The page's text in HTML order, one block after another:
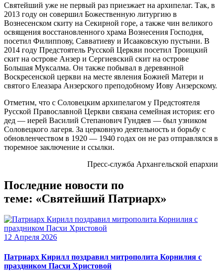
Святейший уже не первый раз приезжает на архипелаг. Так, в
2013 году он совершил Божественную литургию в
Вознесенском скиту на Секирной горе, а также чин великого
освящения восстановленного храма Вознесения Господня,
посетил Филиппову, Савватиеву и Исааковскую пустыни. В
2014 году Предстоятель Русской Церкви посетил Троицкий
скит на острове Анзер и Сергиевский скит на острове
Большая Муксалма. Он также побывал в деревянной
Воскресенской церкви на месте явления Божией Матери и
святого Елеазара Анзерского преподобному Иову Анзерскому.
Отметим, что с Соловецким архипелагом у Предстоятеля
Русской Православной Церкви связана семейная история: его
дед — иерей Василий Степанович Гундяев — был узником
Соловецкого лагеря. За церковную деятельность и борьбу с
обновленчеством в 1920 — 1940 годах он не раз отправлялся в
тюремное заключение и ссылки.
Пресс-служба Архангельской епархии
Последние новости по
теме: «Святейший Патриарх»
12 Апреля 2026
Патриарх Кирилл поздравил митрополита Корнилия с
праздником Пасхи Христовой